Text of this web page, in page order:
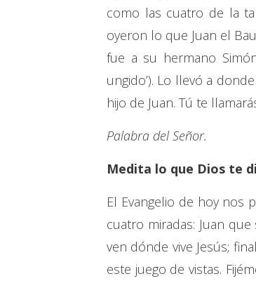
como las cuatro de la
oyeron lo que Juan el
fue a su hermano
ungido’). Lo llevó a
hijo de Juan. Tú te
Palabra del Señor.
Medita lo que Dios te
El Evangelio de hoy nos
cuatro miradas: Juan
ven dónde vive Jesús;
este juego de vistas.